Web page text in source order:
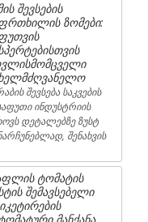
შევსების
ზომები:
შევსება საკვების
ინდუსტრიის
დეტალებზე ზუსტ
შენახვის
ტომატის
შემავსებელი